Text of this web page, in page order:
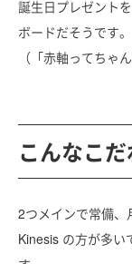
誕生日プレゼント
ボードだそうです。
（「赤軸ってちゃ
こんなこ
2つメインで常備、
Kinesis の方が多い